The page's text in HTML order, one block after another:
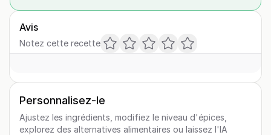
Avis
Notez cette recette
Personnalisez-le
Ajustez les ingrédients, modifiez le niveau d'épices,
explorez des alternatives alimentaires ou laissez l'IA